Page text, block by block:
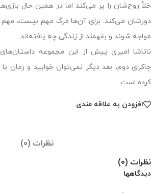
خلأ روح‌شان را پر می‌کند اما در همین حال
دورشان می‌کند. برای آن‌ها مرگ مهم نیست،
مواجه شوند و بفهمند از زندگی چه یافته‌اند.
ناتاشا امیری پیش از این مجموعه
چاکرای دوم، بعد دیگر نمی‌توان خوابید و رمان
کرده است.
افزودن به علاقه مندی
نظرات (0)
نظرات (0)
دیدگاهها